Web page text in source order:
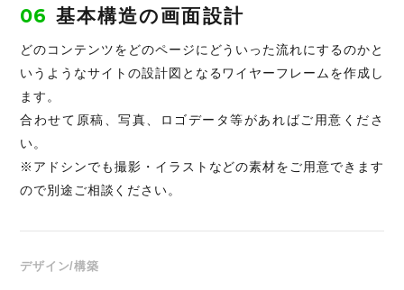
06 基本構造の画面設計
どのコンテンツをどのページにどういった流れにするのかと
いうようなサイトの設計図となるワイヤーフレームを作成し
ます。
合わせて原稿、写真、ロゴデータ等があればご用意くださ
い。
※アドシンでも撮影・イラストなどの素材をご用意できます
ので別途ご相談ください。
デザイン/構築